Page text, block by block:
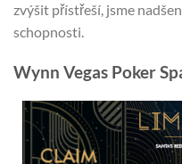
zvýšit přístřeší, jsme
schopnosti.
Wynn Vegas Poker